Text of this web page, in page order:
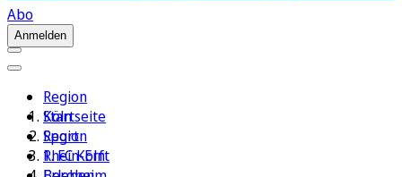
Abo
Anmelden
Region
Köln
Sport
1. FC Köln
Startseite
Region
Rhein-Erft